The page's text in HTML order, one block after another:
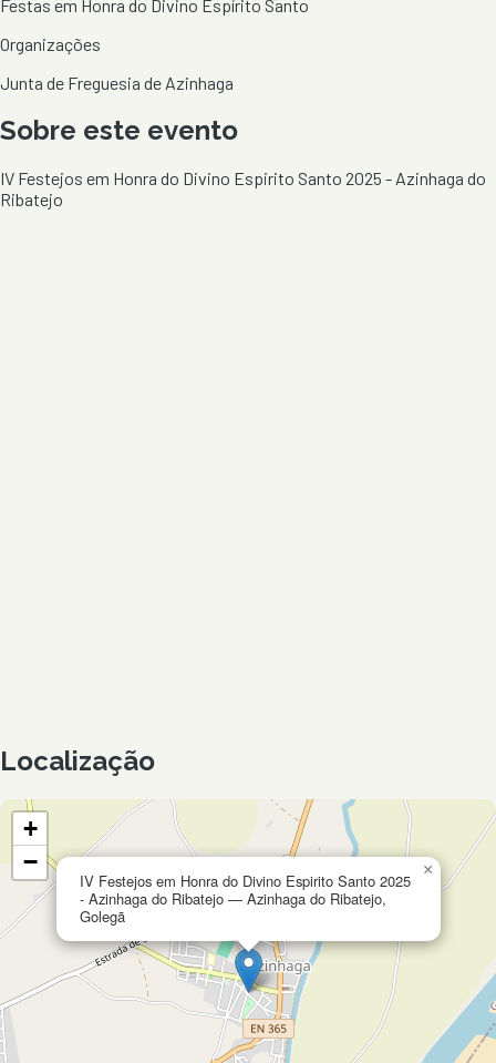
Festas em Honra do Divino Espírito Santo
Organizações
Junta de Freguesia de Azinhaga
Sobre este evento
IV Festejos em Honra do Divino Espirito Santo 2025 - Azinhaga do
Ribatejo
Localização
IV Festejos em Honra do Divino Espirito Santo 2025
- Azinhaga do Ribatejo — Azinhaga do Ribatejo,
Golegã
×
+
−